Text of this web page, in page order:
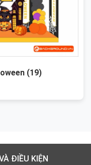
(19)
ĐIỀU KIỆN